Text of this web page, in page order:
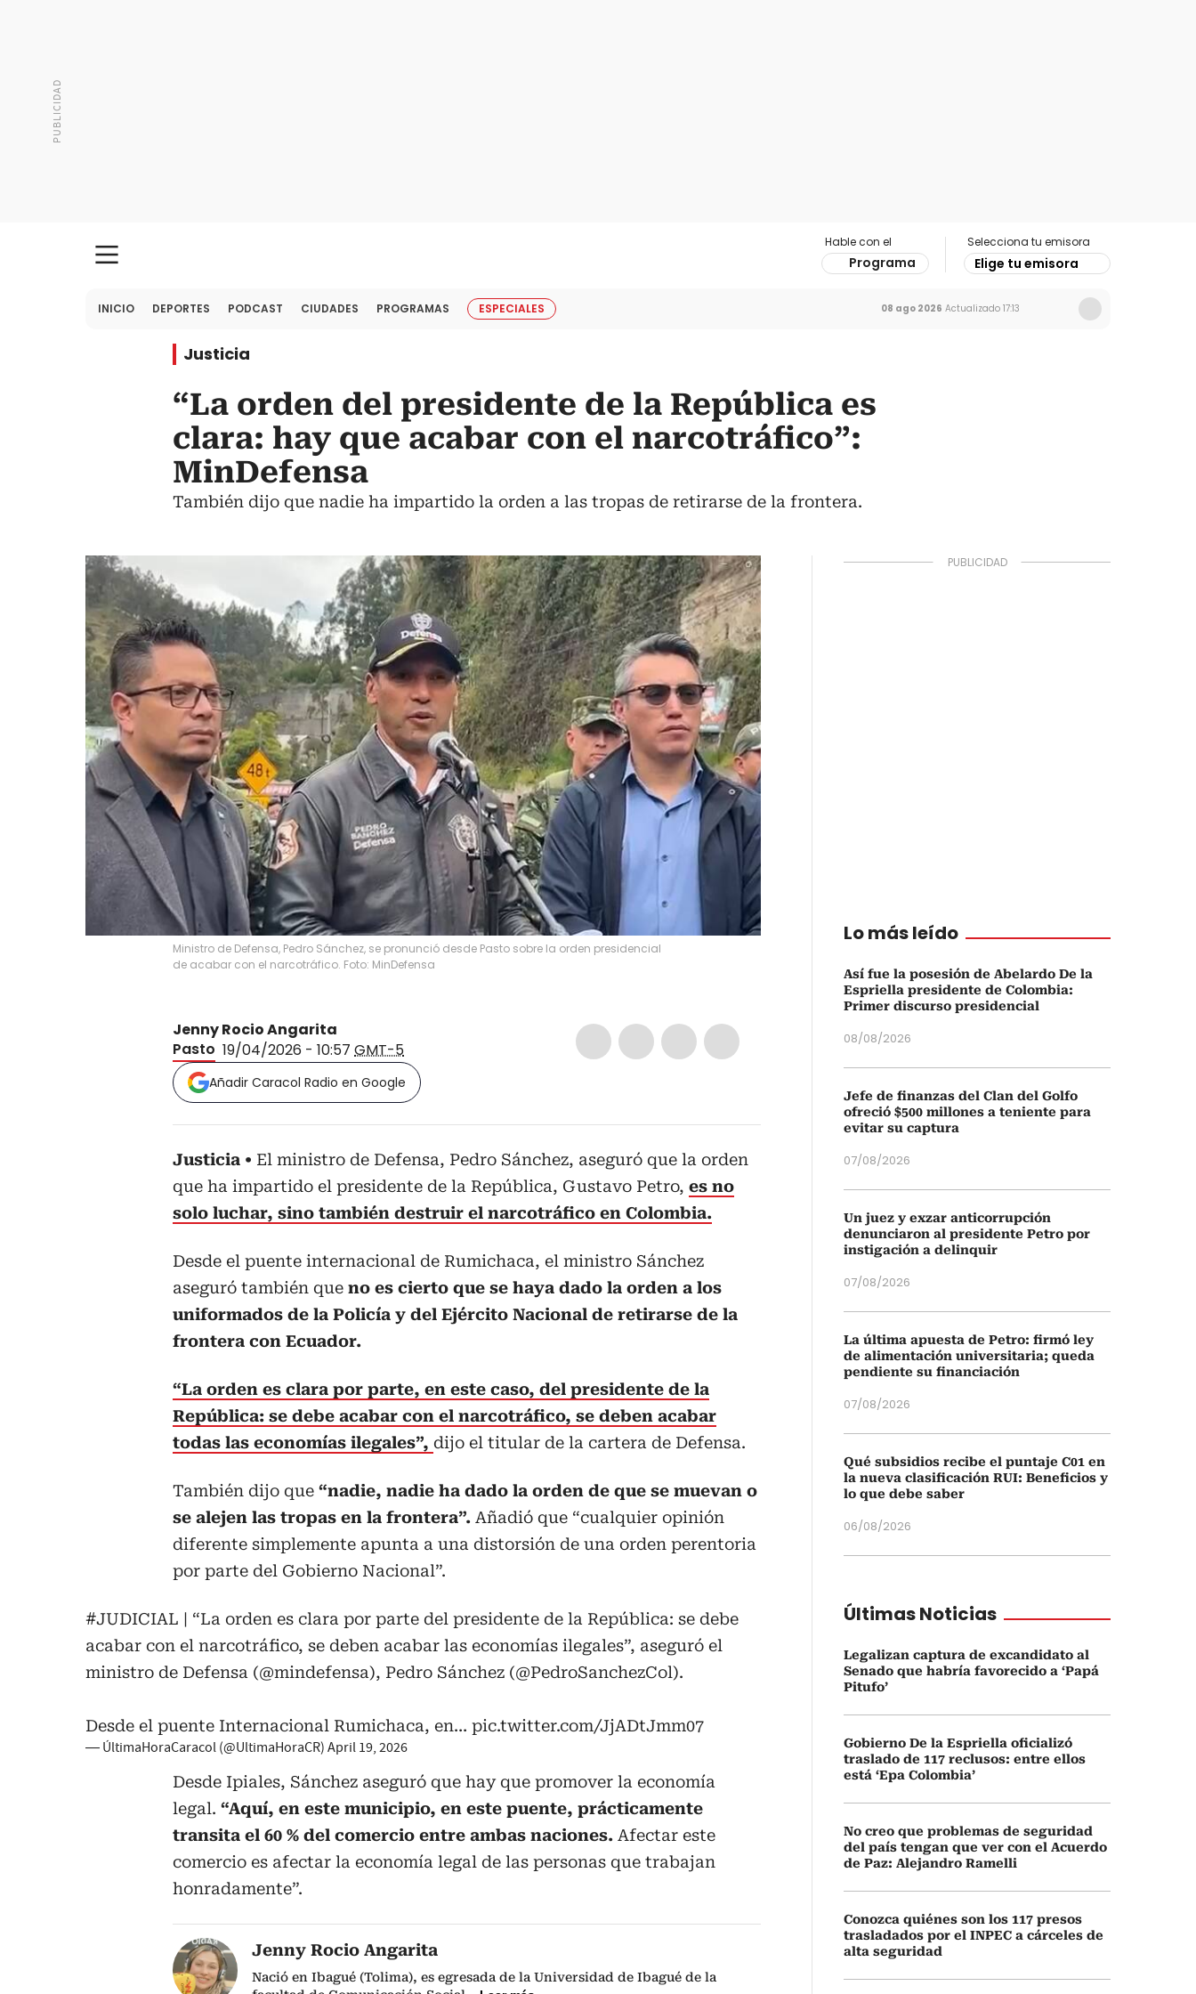
Hable con el
Programa
Selecciona tu emisora
Elige tu emisora
INICIO DEPORTES PODCAST CIUDADES PROGRAMAS ESPECIALES 08 ago 2026 Actualizado 17:13
Justicia
“La orden del presidente de la República es
clara: hay que acabar con el narcotráfico”:
MinDefensa
También dijo que nadie ha impartido la orden a las tropas de retirarse de la frontera.
Ministro de Defensa, Pedro Sánchez, se pronunció desde Pasto sobre la orden presidencial
de acabar con el narcotráfico. Foto: MinDefensa
Jenny Rocio Angarita
Pasto 19/04/2026 - 10:57 GMT-5
Añadir Caracol Radio en Google
Justicia
El ministro de Defensa, Pedro Sánchez, aseguró que la orden
que ha impartido el presidente de la República, Gustavo Petro, es no
solo luchar, sino también destruir el narcotráfico en Colombia.
Desde el puente internacional de Rumichaca, el ministro Sánchez
aseguró también que no es cierto que se haya dado la orden a los
uniformados de la Policía y del Ejército Nacional de retirarse de la
frontera con Ecuador.
“La orden es clara por parte, en este caso, del presidente de la
República: se debe acabar con el narcotráfico, se deben acabar
todas las economías ilegales”, dijo el titular de la cartera de Defensa.
También dijo que “nadie, nadie ha dado la orden de que se muevan o
se alejen las tropas en la frontera”. Añadió que “cualquier opinión
diferente simplemente apunta a una distorsión de una orden perentoria
por parte del Gobierno Nacional”.
#JUDICIAL | “La orden es clara por parte del presidente de la República: se debe
acabar con el narcotráfico, se deben acabar las economías ilegales”, aseguró el
ministro de Defensa (@mindefensa), Pedro Sánchez (@PedroSanchezCol).
Desde el puente Internacional Rumichaca, en… pic.twitter.com/JjADtJmm07
— ÚltimaHoraCaracol (@UltimaHoraCR) April 19, 2026
Desde Ipiales, Sánchez aseguró que hay que promover la economía
legal. “Aquí, en este municipio, en este puente, prácticamente
transita el 60 % del comercio entre ambas naciones. Afectar este
comercio es afectar la economía legal de las personas que trabajan
honradamente”.
Jenny Rocio Angarita
Nació en Ibagué (Tolima), es egresada de la Universidad de Ibagué de la
Lo más leído
Así fue la posesión de Abelardo De la
Espriella presidente de Colombia:
Primer discurso presidencial
08/08/2026
Jefe de finanzas del Clan del Golfo
ofreció $500 millones a teniente para
evitar su captura
07/08/2026
Un juez y exzar anticorrupción
denunciaron al presidente Petro por
instigación a delinquir
07/08/2026
La última apuesta de Petro: firmó ley
de alimentación universitaria; queda
pendiente su financiación
07/08/2026
Qué subsidios recibe el puntaje C01 en
la nueva clasificación RUI: Beneficios y
lo que debe saber
06/08/2026
Últimas Noticias
Legalizan captura de excandidato al
Senado que habría favorecido a ‘Papá
Pitufo’
Gobierno De la Espriella oficializó
traslado de 117 reclusos: entre ellos
está ‘Epa Colombia’
No creo que problemas de seguridad
del país tengan que ver con el Acuerdo
de Paz: Alejandro Ramelli
Conozca quiénes son los 117 presos
trasladados por el INPEC a cárceles de
alta seguridad